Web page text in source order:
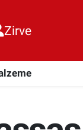
Zirve